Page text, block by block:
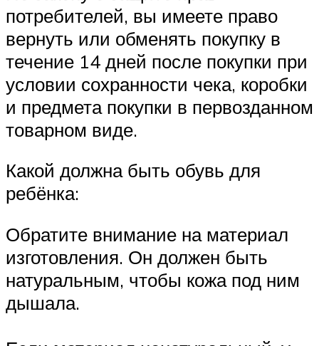
потребителей, вы имеете право
вернуть или обменять покупку в
течение 14 дней после покупки при
условии сохранности чека, коробки
и предмета покупки в первозданном
товарном виде.
Какой должна быть обувь для
ребёнка:
Обратите внимание на материал
изготовления. Он должен быть
натуральным, чтобы кожа под ним
дышала.